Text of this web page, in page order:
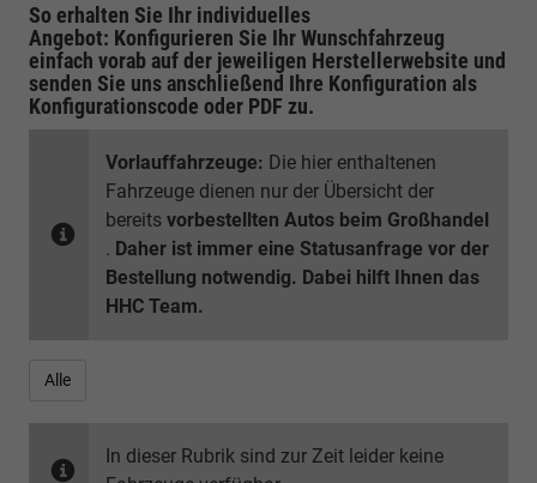
So erhalten Sie Ihr individuelles
Angebot: Konfigurieren Sie Ihr Wunschfahrzeug
einfach vorab auf der jeweiligen Herstellerwebsite und
senden Sie uns anschließend Ihre Konfiguration als
Konfigurationscode oder PDF zu.
Vorlauffahrzeuge: Die hier enthaltenen
Fahrzeuge dienen nur der Übersicht der
bereits vorbestellten Autos beim Großhandel
. Daher ist immer eine Statusanfrage vor der
Bestellung notwendig. Dabei hilft Ihnen das
HHC Team.
Alle
In dieser Rubrik sind zur Zeit leider keine